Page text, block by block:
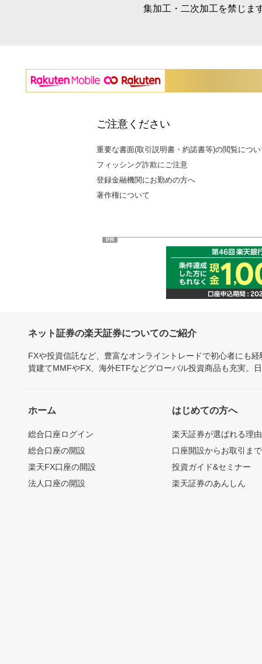
集加工・二次加工を禁じま
ご注意ください
重要な書面(取引説明書・約諾書等)の閲覧につ
フィッシング詐欺にご注意
登録金融機関にお勤めの方へ
著作権について
PR
ネット証券の楽天証券についてのご紹介
FXや投資信託など、豊富なオンライントレードで初心者にも
貨建てMMFやFX、海外ETFなどグローバル投資商品も充実。
ホーム
総合口座ログイン
総合口座の開設
楽天FX口座の開設
法人口座の開設
はじめての方へ
楽天証券が選ばれる理由
口座開設からお取引ま
投資ガイド&セミナー
楽天証券のあんしん